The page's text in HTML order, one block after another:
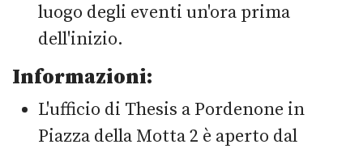
luogo degli eventi un'ora prima
dell'inizio.
Informazioni:
L'ufficio di Thesis a Pordenone in
Piazza della Motta 2 è aperto dal